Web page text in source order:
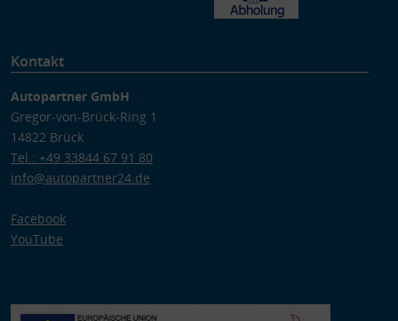
Kontakt
Autopartner GmbH
Gregor-von-Brück-Ring 1
14822 Brück
Tel.: +49 33844 67 91 80
info@autopartner24.de
Facebook
YouTube